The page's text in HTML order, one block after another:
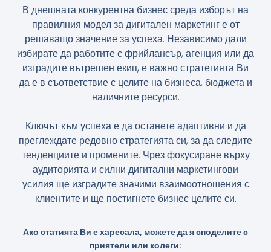
В днешната конкурентна бизнес среда изборът на
правилния модел за дигитален маркетинг е от
решаващо значение за успеха. Независимо дали
избирате да работите с фрийлансър, агенция или да
изградите вътрешен екип, е важно стратегията Ви
да е в съответствие с целите на бизнеса, бюджета и
наличните ресурси.
Ключът към успеха е да останете адаптивни и да
преглеждате редовно стратегията си, за да следите
тенденциите и промените. Чрез фокусиране върху
аудиторията и силни дигитални маркетингови
усилия ще изградите значими взаимоотношения с
клиентите и ще постигнете бизнес целите си.
Ако статията Ви е харесала, можете да я споделите с
приятели или колеги: